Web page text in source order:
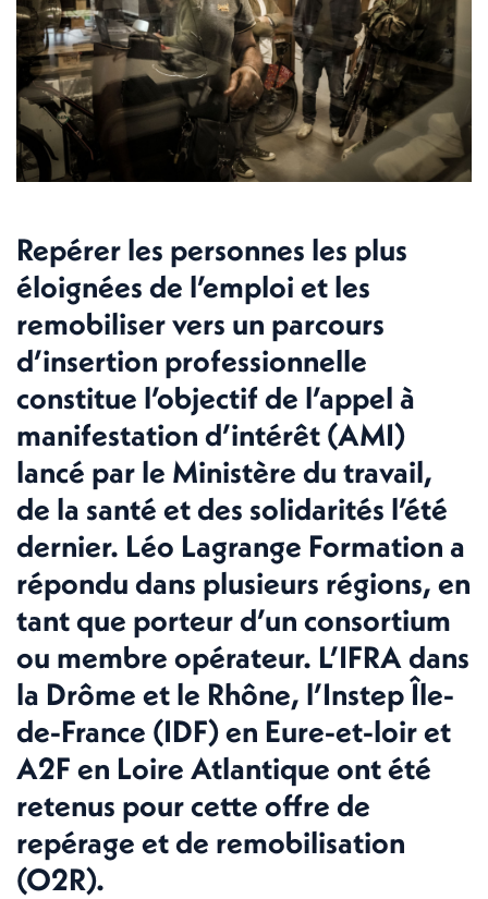
Repérer les personnes les plus
éloignées de l’emploi et les
remobiliser vers un parcours
d’insertion professionnelle
constitue l’objectif de l’appel à
manifestation d’intérêt (AMI)
lancé par le Ministère du travail,
de la santé et des solidarités l’été
dernier. Léo Lagrange Formation a
répondu dans plusieurs régions, en
tant que porteur d’un consortium
ou membre opérateur. L’IFRA dans
la Drôme et le Rhône, l’Instep Île-
de-France (IDF) en Eure-et-loir et
A2F en Loire Atlantique ont été
retenus pour cette offre de
repérage et de remobilisation
(O2R).